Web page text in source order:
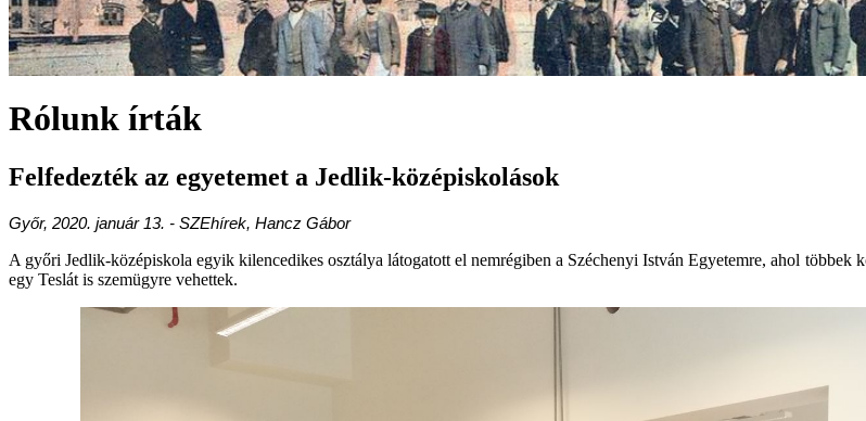
Rólunk írták
Felfedezték az egyetemet a Jedlik-középiskolások
Győr, 2020. január 13. - SZEhírek, Hancz Gábor
A győri Jedlik-középiskola egyik kilencedikes osztálya látogatott el nemrégiben a Széchenyi István Egyetemre, ahol
egy Teslát is szemügyre vehettek.